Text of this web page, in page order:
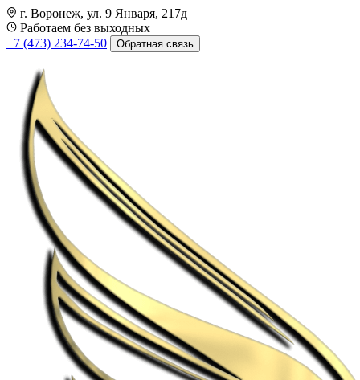
г. Воронеж, ул. 9 Января, 217д
Работаем без выходных
+7 (473) 234-74-50
Обратная связь